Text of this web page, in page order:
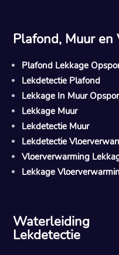
Plafond, Muur
Plafond Lekkage
Lekdetectie Plafond
Lekkage In Muur
Lekkage Muur
Lekdetectie Muur
Lekdetectie
Vloerverwarming
Lekkage
Waterleiding
Lekdetectie